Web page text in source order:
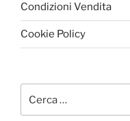
Condizioni Vendita
Cookie Policy